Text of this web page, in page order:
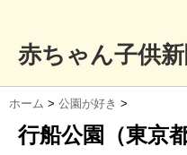
赤ちゃん子供
ホーム > 公園が好き >
行船公園（東京